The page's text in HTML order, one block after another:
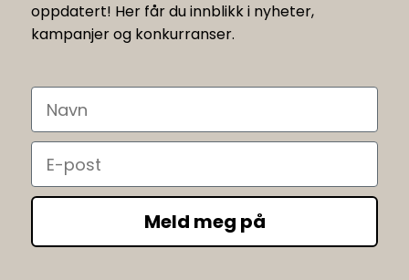
oppdatert! Her får du innblikk i nyheter,
kampanjer og konkurranser.
Navn
Email
Meld meg på